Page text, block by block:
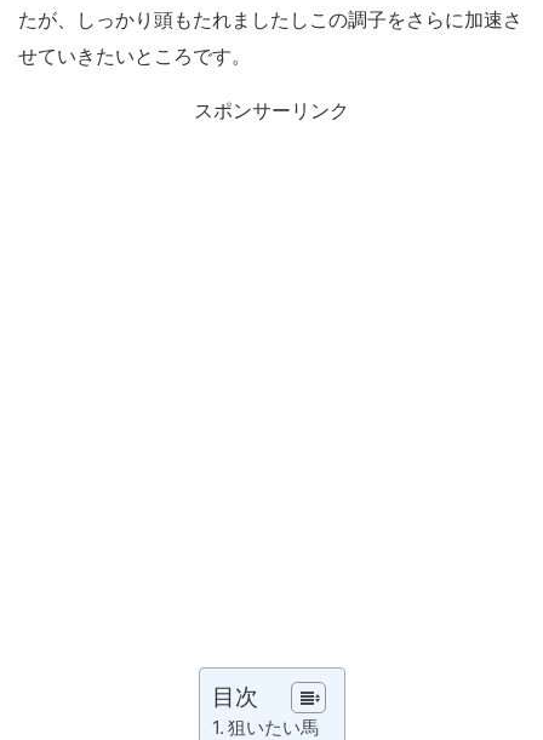
たが、しっかり頭もたれましたしこの調子をさらに加速さ
せていきたいところです。
スポンサーリンク
目次
狙いたい馬